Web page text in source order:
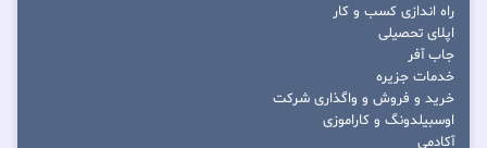
راه اندازی کسب و کار
اپلای تحصیلی
جاب آفر
خدمات جزیره
خرید و فروش و واگذاری شرکت
اوسبیلدونگ و کاراموزی
آکادمی